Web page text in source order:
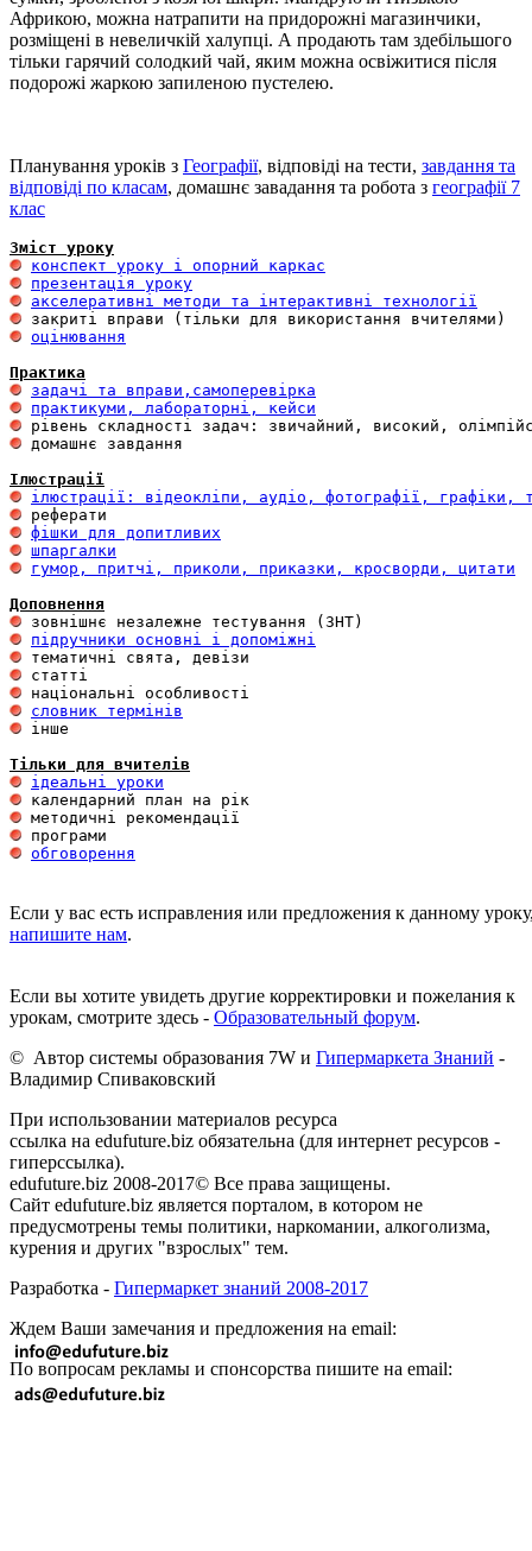
Африкою, можна натрапити на придорожні магазинчики,
розміщені в невеличкій халупці. А продають там здебільшого
тільки гарячий солодкий чай, яким можна освіжитися після
подорожі жаркою запиленою пустелею.
Планування уроків з Географії, відповіді на тести, завдання та
відповіді по класам, домашнє завадання та робота з географії 7
клас
Зміст уроку
конспект уроку і опорний каркас
презентація уроку
акселеративні методи та інтерактивні технології
оцінювання
Практика
задачі та вправи,самоперевірка
практикуми, лабораторні, кейси
домашнє завдання
Ілюстрації
ілюстрації: відеокліпи, аудіо, фотографії, графіки,
фішки для допитливих
шпаргалки
гумор, притчі, приколи, приказки, кросворди, цитати
Доповнення
підручники основні і допоміжні
словник термінів
інше
Тільки для вчителів
ідеальні уроки
обговорення
Если у вас есть исправления или предложения к данному
напишите нам.
Если вы хотите увидеть другие корректировки и пожелания к
урокам, смотрите здесь - Образовательный форум.
© Автор системы образования 7W и Гипермаркета Знаний -
Владимир Спиваковский
При использовании материалов ресурса
ссылка на edufuture.biz обязательна (для интернет ресурсов -
гиперссылка).
edufuture.biz 2008-2017© Все права защищены.
Сайт edufuture.biz является порталом, в котором не
предусмотрены темы политики, наркомании, алкоголизма,
курения и других "взрослых" тем.
Разработка - Гипермаркет знаний 2008-2017
Ждем Ваши замечания и предложения на email:
По вопросам рекламы и спонсорства пишите на email: